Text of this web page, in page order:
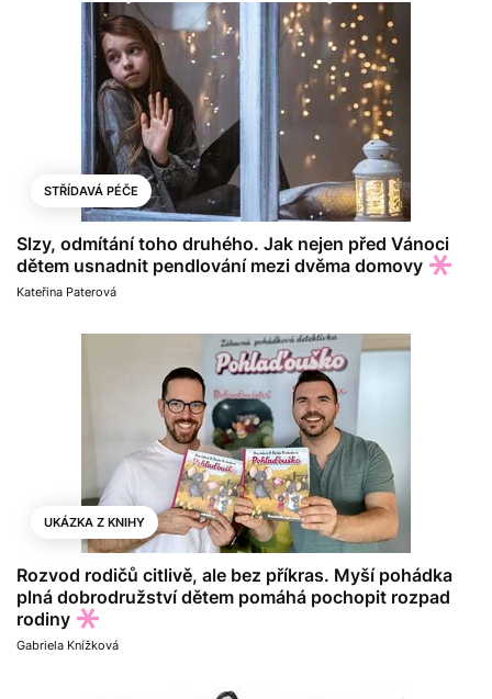
STŘÍDAVÁ PÉČE
Slzy, odmítání toho druhého. Jak nejen před Vánoci
dětem usnadnit pendlování mezi dvěma domovy
Kateřina Paterová
UKÁZKA Z KNIHY
Rozvod rodičů citlivě, ale bez příkras. Myší pohádka
plná dobrodružství dětem pomáhá pochopit rozpad
rodiny
Gabriela Knížková